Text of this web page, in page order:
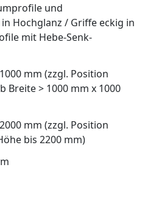
und
Hochglanz / Griffe eckig in
mit Hebe-Senk-
mm (zzgl. Position
Breite > 1000 mm x 1000
mm (zzgl. Position
bis 2200 mm)